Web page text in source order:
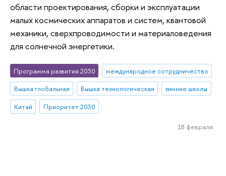
области проектирования, сборки и эксплуатации
малых космических аппаратов и систем, квантовой
механики, сверхпроводимости и материаловедения
для солнечной энергетики.
Программа развития 2030
международное сотрудничество
Вышка глобальная
Вышка технологическая
зимние школы
Китай
Приоритет 2030
18 февраля